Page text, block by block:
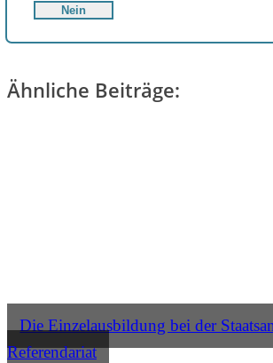
Nein
Ähnliche Beiträge:
Die Einzelausbildung bei der
Referendariat